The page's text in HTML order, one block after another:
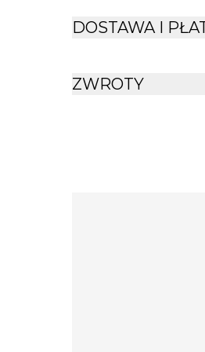
powstała w
wchłania wody,
DOSTAWA I
ZWROTY